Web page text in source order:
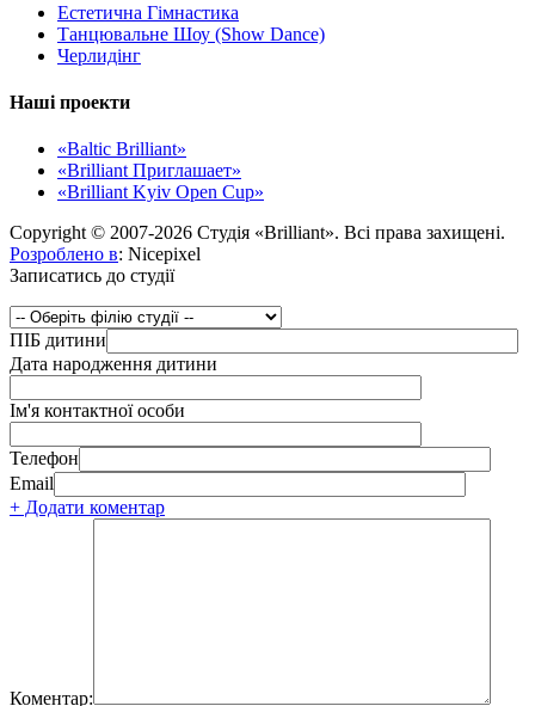
Естетична Гімнастика
Танцювальне Шоу (Show Dance)
Черлидінг
Наші проекти
«Baltic Brilliant»
«Brilliant Приглашает»
«Brilliant Kyiv Open Cup»
Copyright © 2007-2026 Студія «Brilliant». Всі права захищені.
Розроблено в: Nicepixel
Записатись до студії
ПІБ дитини
Дата народження дитини
Ім'я контактної особи
Телефон
Email
+ Додати коментар
Коментар: